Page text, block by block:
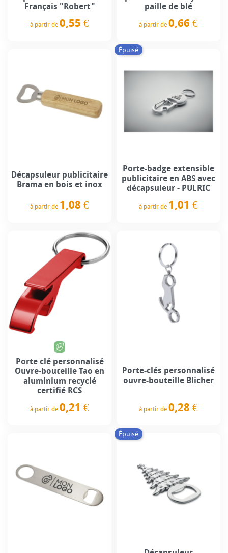
Français "Robert"
à partir de 0,55 €
paille de blé
à partir de 0,66 €
Décapsuleur publicitaire
Brama en bois et inox
à partir de 1,08 €
Épuisé
Porte-badge extensible
publicitaire en ABS avec
décapsuleur - PULRIC
à partir de 1,01 €
Porte clé personnalisé
Ouvre-bouteille Tao en
aluminium recyclé
certifié RCS
à partir de 0,21 €
Porte-clés personnalisé
ouvre-bouteille Blicher
à partir de 0,28 €
Épuisé